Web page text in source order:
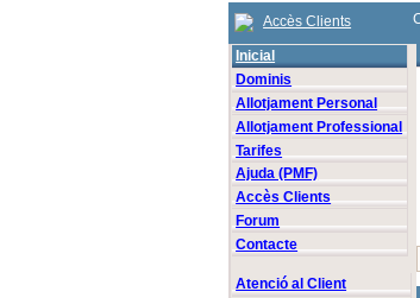
Accès Clients
Inicial
Dominis
Allotjament Personal
Allotjament Professional
Tarifes
Ajuda (PMF)
Accès Clients
Forum
Contacte
Atenció al Client